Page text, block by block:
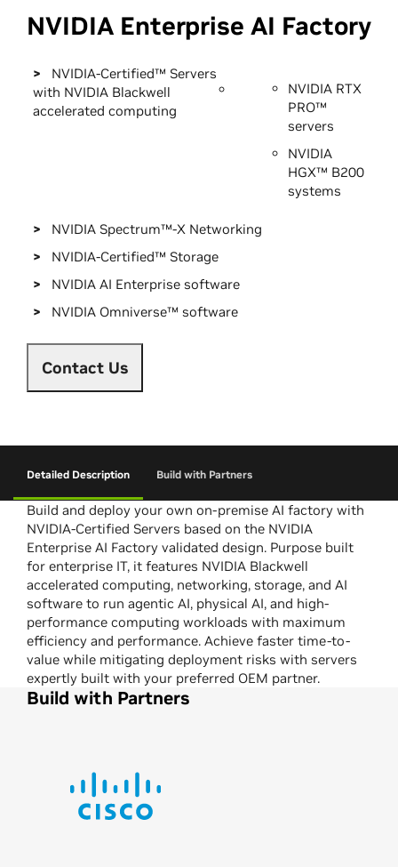
NVIDIA Enterprise AI Factory
>
NVIDIA-Certified™ Servers
with NVIDIA Blackwell
accelerated computing
NVIDIA RTX
PRO™
servers
NVIDIA
HGX™ B200
systems
>
NVIDIA Spectrum™-X Networking
>
NVIDIA-Certified™ Storage
>
NVIDIA AI Enterprise software
>
NVIDIA Omniverse™ software
Contact Us
Detailed Description Build with Partners
Build and deploy your own on-premise AI factory with
NVIDIA-Certified Servers based on the NVIDIA
Enterprise AI Factory validated design. Purpose built
for enterprise IT, it features NVIDIA Blackwell
accelerated computing, networking, storage, and AI
software to run agentic AI, physical AI, and high-
performance computing workloads with maximum
efficiency and performance. Achieve faster time-to-
value while mitigating deployment risks with servers
expertly built with your preferred OEM partner.
Build with Partners